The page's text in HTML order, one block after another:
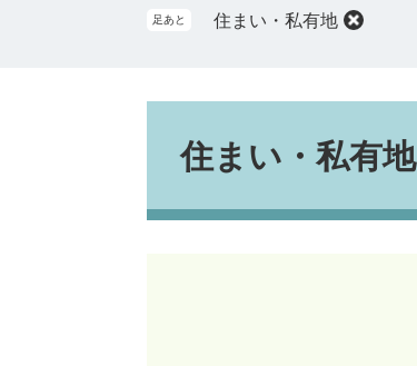
足あと 住まい・私有地
住まい・私有地